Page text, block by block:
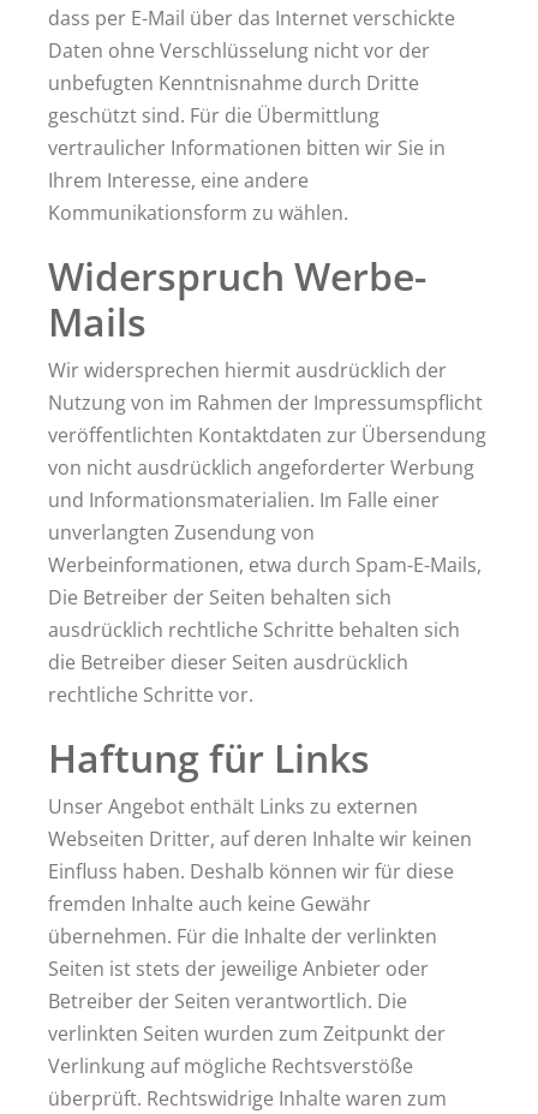
dass per E-Mail über das Internet verschickte
Daten ohne Verschlüsselung nicht vor der
unbefugten Kenntnisnahme durch Dritte
geschützt sind. Für die Übermittlung
vertraulicher Informationen bitten wir Sie in
Ihrem Interesse, eine andere
Kommunikationsform zu wählen.
Widerspruch Werbe-
Mails
Wir widersprechen hiermit ausdrücklich der
Nutzung von im Rahmen der Impressumspflicht
veröffentlichten Kontaktdaten zur Übersendung
von nicht ausdrücklich angeforderter Werbung
und Informationsmaterialien. Im Falle einer
unverlangten Zusendung von
Werbeinformationen, etwa durch Spam-E-Mails,
Die Betreiber der Seiten behalten sich
ausdrücklich rechtliche Schritte behalten sich
die Betreiber dieser Seiten ausdrücklich
rechtliche Schritte vor.
Haftung für Links
Unser Angebot enthält Links zu externen
Webseiten Dritter, auf deren Inhalte wir keinen
Einfluss haben. Deshalb können wir für diese
fremden Inhalte auch keine Gewähr
übernehmen. Für die Inhalte der verlinkten
Seiten ist stets der jeweilige Anbieter oder
Betreiber der Seiten verantwortlich. Die
verlinkten Seiten wurden zum Zeitpunkt der
Verlinkung auf mögliche Rechtsverstöße
überprüft. Rechtswidrige Inhalte waren zum